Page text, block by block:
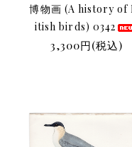
博物画 (A history of
itish birds) 0342
3,300円(税込)